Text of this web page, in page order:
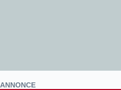
ANNONCE